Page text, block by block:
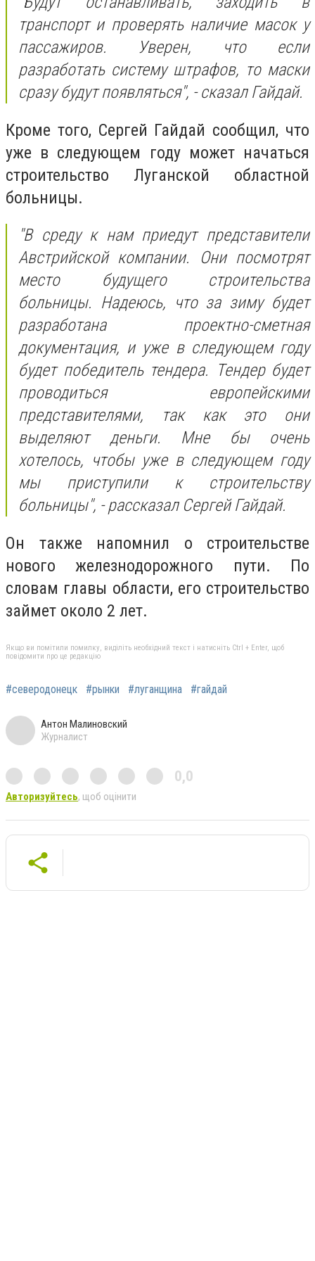
транспорт и проверять наличие масок у
пассажиров. Уверен, что если
разработать систему штрафов, то маски
сразу будут появляться", - сказал Гайдай.
Кроме того, Сергей Гайдай сообщил, что
уже в следующем году может начаться
строительство Луганской областной
больницы.
"В среду к нам приедут представители
Австрийской компании. Они посмотрят
место будущего строительства
больницы. Надеюсь, что за зиму будет
разработана проектно-сметная
документация, и уже в следующем году
будет победитель тендера. Тендер будет
проводиться европейскими
представителями, так как это они
выделяют деньги. Мне бы очень
хотелось, чтобы уже в следующем году
мы приступили к строительству
больницы", - рассказал Сергей Гайдай.
Он также напомнил о строительстве
нового железнодорожного пути. По
словам главы области, его строительство
займет около 2 лет.
Якщо ви помітили помилку, виділіть необхідний текст і натисніть Ctrl + Enter, щоб
повідомити про це редакцію
#северодонецк #рынки #луганщина #гайдай
Антон Малиновский
Журналист
0,0
Авторизуйтесь, щоб оцінити